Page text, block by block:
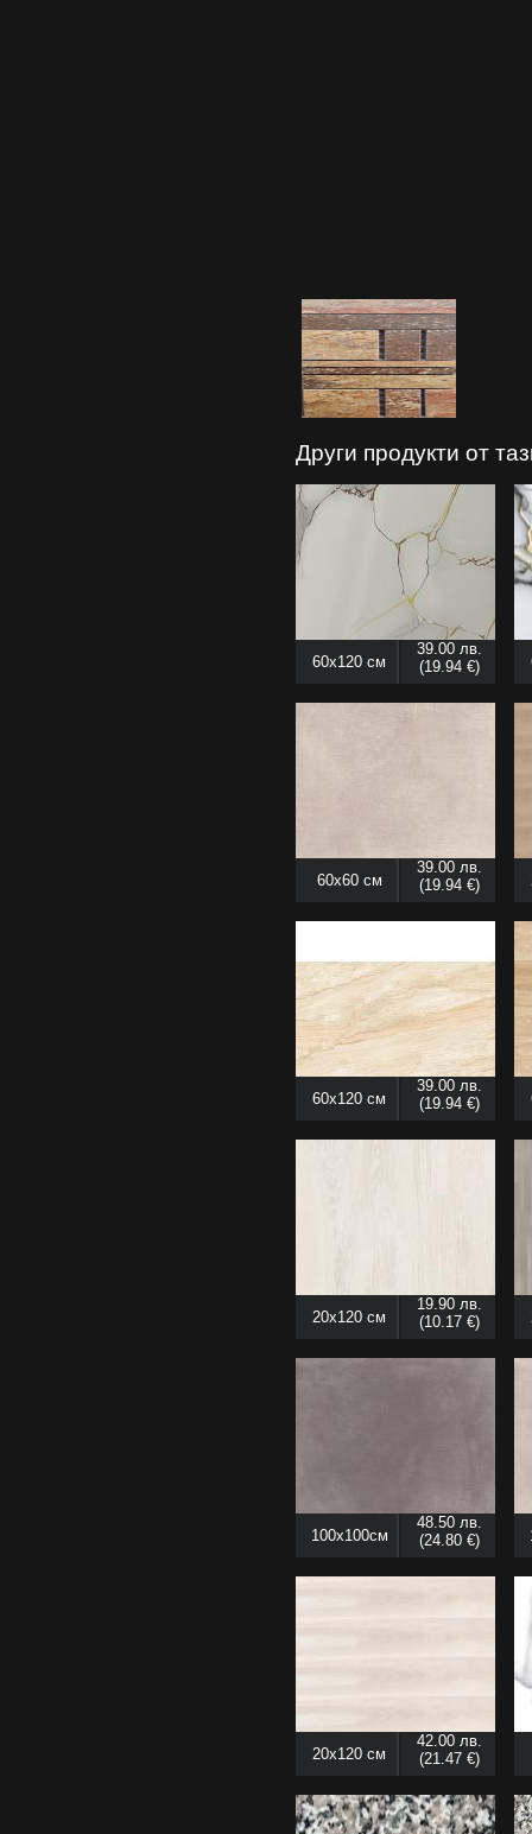
Други продукти от
60x120 см
39.00 лв.
(19.94 €)
60x60 см
39.00 лв.
(19.94 €)
60x120 см
39.00 лв.
(19.94 €)
20x120 см
19.90 лв.
(10.17 €)
100x100см
48.50 лв.
(24.80 €)
20x120 см
42.00 лв.
(21.47 €)